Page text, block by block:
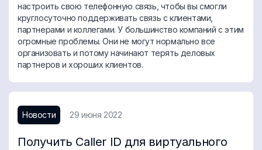
настроить свою телефонную связь, чтобы вы смогли
круглосуточно поддерживать связь с клиентами,
партнерами и коллегами. У большинство компаний с этим
огромные проблемы. Они не могут нормально все
организовать и потому начинают терять деловых
партнеров и хороших клиентов.
Новости 29 июня 2022
Получить Caller ID для виртуального